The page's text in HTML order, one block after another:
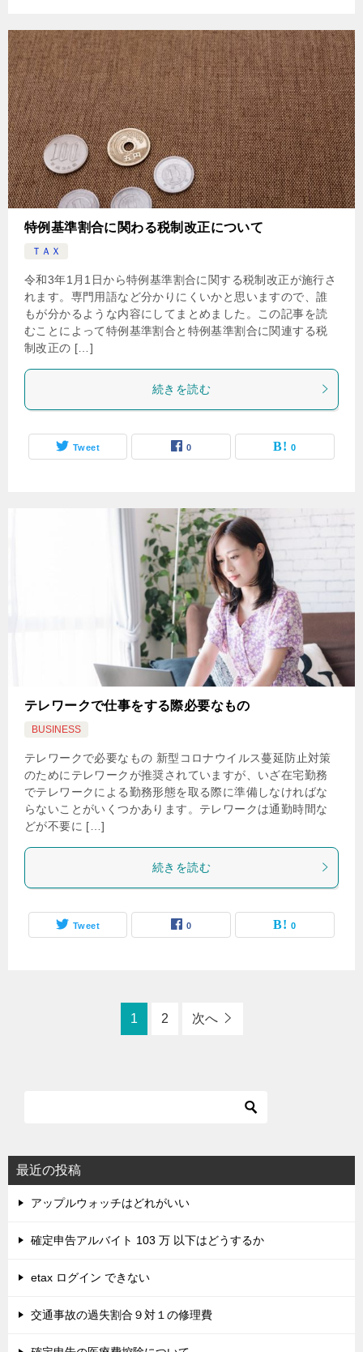
特例基準割合に関わる税制改正について
ＴＡＸ
令和3年1月1日から特例基準割合に関する税制改正が施行さ
れます。専門用語など分かりにくいかと思いますので、誰
もが分かるような内容にしてまとめました。この記事を読
むことによって特例基準割合と特例基準割合に関連する税
制改正の […]
続きを読む
Tweet 0 0
テレワークで仕事をする際必要なもの
BUSINESS
テレワークで必要なもの 新型コロナウイルス蔓延防止対策
のためにテレワークが推奨されていますが、いざ在宅勤務
でテレワークによる勤務形態を取る際に準備しなければな
らないことがいくつかあります。テレワークは通勤時間な
どが不要に […]
続きを読む
Tweet 0 0
1 2 次へ
最近の投稿
アップルウォッチはどれがいい
確定申告アルバイト 103 万 以下はどうするか
etax ログイン できない
交通事故の過失割合９対１の修理費